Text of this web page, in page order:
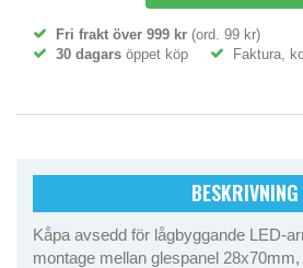
Fri frakt över 999 kr (ord. 99 kr)
30 dagars öppet köp Faktura,
BESKRIVNING
Kåpa avsedd för lågbyggande LED-
montage mellan glespanel